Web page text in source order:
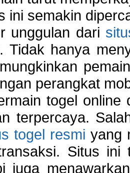
ini semakin
unggulan dari
Tidak hanya
perangkat
togel
terpercaya.
togel resmi yang
Situs ini
juga